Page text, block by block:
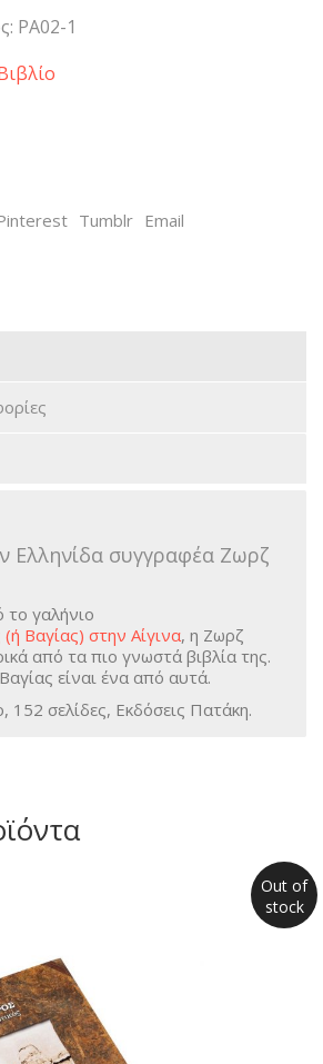
PA02-1
Tumblr Email
Ελληνίδα συγγραφέα Ζωρζ
γαλήνιο
Βαγίας) στην Αίγινα, η Ζωρζ
από τα πιο γνωστά βιβλία της.
είναι ένα από αυτά.
152 σελίδες, Εκδόσεις Πατάκη.
Out of
stock